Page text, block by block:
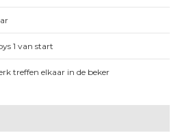
1 van start
treffen elkaar in de beker